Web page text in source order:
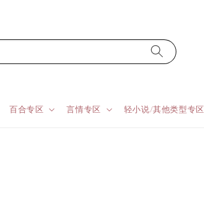
百合专区 言情专区 轻小说/其他类型专区